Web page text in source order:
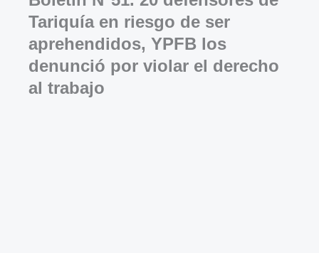
Tariquía en riesgo de ser
aprehendidos, YPFB los
denunció por violar el derecho
al trabajo